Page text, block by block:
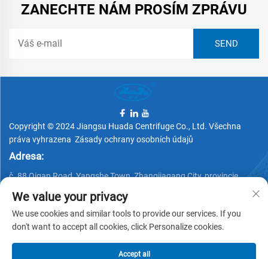
ZANECHTE NÁM PROSÍM ZPRÁVU
Copyright © 2024 Jiangsu Huada Centrifuge Co., Ltd. Všechna
práva vyhrazena Zásady ochrany osobních údajů
Adresa:
č. 88 Qigan Road, Yangshe Town, Zhangjiagang City, provincie
Telefon:
+86 15162337620
E-mail:
We value your privacy
We use cookies and similar tools to provide our services. If you
don't want to accept all cookies, click Personalize cookies.
Accept all